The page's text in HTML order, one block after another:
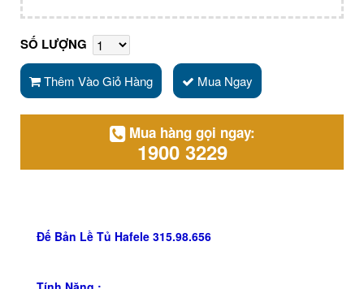
SỐ LƯỢNG
Thêm Vào Giỏ Hàng Mua Ngay
Mua hàng gọi ngay:
1900 3229
Đế Bản Lề Tủ Hafele 315.98.656